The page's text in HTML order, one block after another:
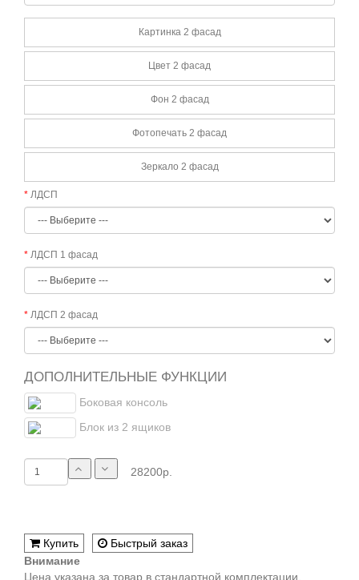
Картинка 2 фасад
Цвет 2 фасад
Фон 2 фасад
Фотопечать 2 фасад
Зеркало 2 фасад
ЛДСП
ЛДСП 1 фасад
ЛДСП 2 фасад
ДОПОЛНИТЕЛЬНЫЕ ФУНКЦИИ
Боковая консоль
Блок из 2 ящиков
28200р.
Купить
Быстрый заказ
Внимание
Цена указана за товар в стандартной комплектации.